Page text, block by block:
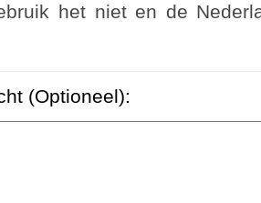
het niet en de
(Optioneel):